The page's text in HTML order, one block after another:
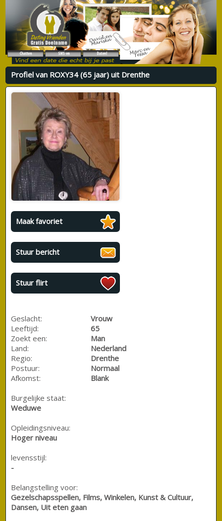
Profiel van ROXY34 (65 jaar) uit Drenthe
Maak favoriet
Stuur bericht
Stuur flirt
Geslacht:
Vrouw
Leeftijd:
65
Zoekt een:
Man
Land:
Nederland
Regio:
Drenthe
Postuur:
Normaal
Afkomst:
Blank
Burgelijke staat:
Weduwe
Opleidingsniveau:
Hoger niveau
levensstijl:
-
Belangstelling voor:
Gezelschapsspellen, Films, Winkelen, Kunst & Cultuur,
Dansen, Uit eten gaan